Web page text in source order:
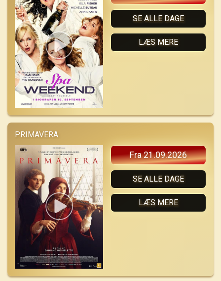
SE ALLE DAGE
LÆS MERE
PRIMAVERA
Fra 21.09.2026
SE ALLE DAGE
LÆS MERE